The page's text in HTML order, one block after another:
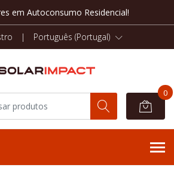
em Autoconsumo Residencial!
| Português (Portugal)
0